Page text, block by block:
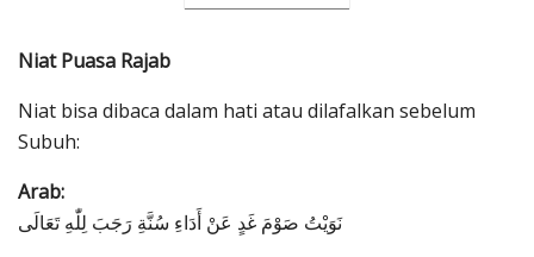
Niat Puasa Rajab
Niat bisa dibaca dalam hati atau dilafalkan sebelum
Subuh:
Arab:
نَوَيْتُ صَوْمَ غَدٍ عَنْ أَدَاءِ سُنَّةِ رَجَبَ لِلّٰهِ تَعَالَى